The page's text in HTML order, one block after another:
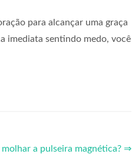
para alcançar uma graça
imediata sentindo medo, você
molhar a pulseira magnética? ⇒